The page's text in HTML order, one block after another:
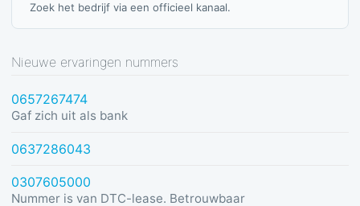
Zoek het bedrijf via een officieel kanaal.
Nieuwe ervaringen nummers
0657267474
Gaf zich uit als bank
0637286043
0307605000
Nummer is van DTC-lease. Betrouwbaar